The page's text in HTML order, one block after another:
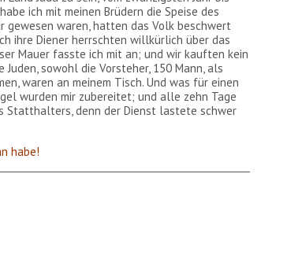
ich mit meinen Brüdern die Speise des
waren, hatten das Volk beschwert
ihre Diener herrschten willkürlich über das
Mauer fasste ich mit an; und wir kauften kein
sowohl die Vorsteher, 150 Mann, als
waren an meinem Tisch. Und was für einen
wurden mir zubereitet; und alle zehn Tage
Statthalters, denn der Dienst lastete schwer
habe!